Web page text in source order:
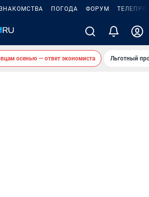
ПОГОДА ФОРУМ
осенью — ответ экономиста Льготный